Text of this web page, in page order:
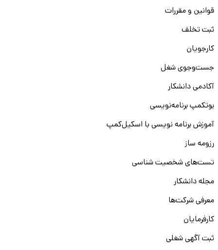
قوانین و مقررات
ثبت تخلف
کارجویان
جست‌و‌جوی شغل
آکادمی دانشکار
بوتکمپ برنامه‌نویسی
آموزش برنامه نویسی با اسکیل‌کمپ
رزومه ساز
تست‌های شخصیت شناسی
مجله دانشکار
معرفی شرکت‌ها
کارفرمایان
ثبت آگهی شغلی